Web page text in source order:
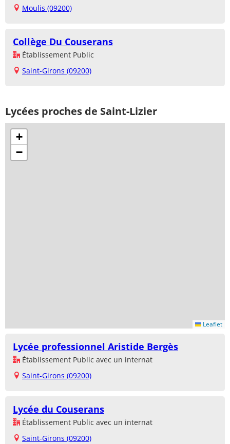
Moulis (09200)
Collège Du Couserans
Établissement Public
Saint-Girons (09200)
Lycées proches de Saint-Lizier
+
−
Leaflet
Lycée professionnel Aristide Bergès
Établissement Public avec un internat
Saint-Girons (09200)
Lycée du Couserans
Établissement Public avec un internat
Saint-Girons (09200)